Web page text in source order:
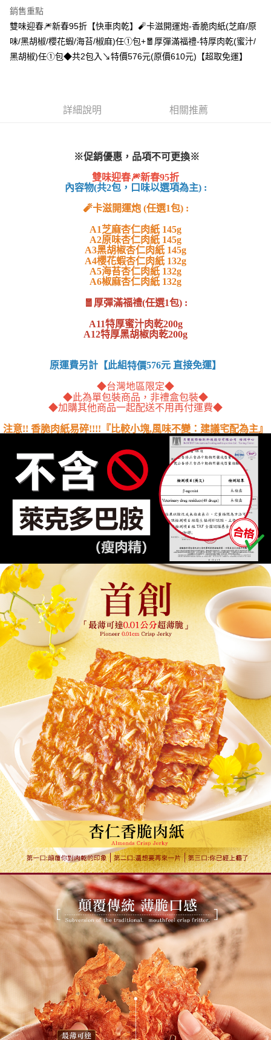
Apple Pay
街口支付
【關於「AFTEE先享後付」】
AFTEE先享後付是「在收到商品之後才付款」的支付方式。 讓您購物簡單
２．便利：只要手機號碼，簡訊認證，即可結帳。
【「AFTEE先享後付」結帳流程】
１．於結帳方式選擇「AFTEE先享後付」後，將跳轉至「AFTEE先享後付」
結帳頁面，進行簡訊認證並確認金額後，即可完成結帳。
２．訂單成立數日內，您將收到繳費通知簡訊。
３．收到繳費通知簡訊後14天內，點擊此簡訊中的連結，可透過四大超商／
※ 請注意：結帳手續完成當下不需立刻繳費，但若您需要取消訂單，請聯絡
購買商品的店家。未經商家同意取消之訂單仍視為有效，需透過AFTEE先享
※ 交易是否成功請以「AFTEE先享後付 」之結帳頁面顯示為準，若有關於
客戶支援中心」https://netprotections.freshdesk.com/support/home
１．透過由恩沛科技股份有限公司提供之「AFTEE先享後付」服務完成之交
易，需依本服務之必要範圍內提供個人資料，並將交易相關給付款項請求債
權轉讓予恩沛科技股份有限公司。
２．關於個人資料處理事宜，請瀏覽以下網址：
３．未成年的使用者請事先徵得法定代理人或監護人之同意方可使用
「AFTEE先享後付」，若未經同意申辦者引起之損失，本公司不負相關責
任。
４．使用「AFTEE先享後付」時，將依據個別帳號之用戶狀況，依本公司即
時審查核予不同之上限額度；若仍有額度不足之情形，本公司將視審查結果
請求用戶進行身份認證。
５．嚴禁一人註冊多個帳號或使用他人資訊註冊。若發現惡意使用之情形，
恩沛科技股份有限公司將有權停止該用戶之使用額度並採取法律行動。
每筆NT$70，滿NT$500(含以上)免運費
全家付款取貨免運組
每筆NT$70，滿NT$500(含以上)免運費
付款後全家取貨免運組
每筆NT$70，滿NT$800(含以上)免運費
免運費
付款後萊爾富取貨
每筆NT$70，滿NT$800(含以上)免運費
付款後萊爾富取貨免運組
免運費
7-11超商取貨
每筆NT$70，滿NT$800(含以上)免運費
7-11付款取貨免運組
免運費
付款後7-11取貨
每筆NT$70，滿NT$800(含以上)免運費
付款後7-11取貨免運組
免運費
台灣本島宅配
每筆NT$200，滿NT$3,000(含以上)免運費
銷售重點
雙味迎春🎆新春95折【快車肉乾】🧨卡滋開運炮-香脆肉紙(芝麻/原
味/黑胡椒/櫻花蝦/海苔/椒麻)任①包+🧧厚彈滿福禮-特厚肉乾(蜜汁/
黑胡椒)任①包◆共2包入↘特價576元(原價610元)【超取免運】
詳細說明 相關推薦
※促銷優惠，品項不可更換※
雙味迎春🎆新春95折
內容物(共2包，口味以選項為主) :
🧨卡滋開運炮 (任選1包) :
A1芝麻杏仁肉紙 145g
A2原味杏仁肉紙 145g
A3黑胡椒杏仁肉紙 145g
A4櫻花蝦杏仁肉紙 132g
A5海苔杏仁肉紙 132g
A6椒麻杏仁肉紙 132g
🧧厚彈滿福禮(任選1包) :
A11特厚蜜汁肉乾200g
A12特厚黑胡椒肉乾200g
原運費另計【此組特價576元 直接免運】
◆台灣地區限定◆
◆此為單包裝商品，非禮盒包裝◆
◆加購其他商品一起配送不用再付運費◆
注意!! 香脆肉紙易碎!!!! 『比較小塊,風味不變：建議宅配為主』